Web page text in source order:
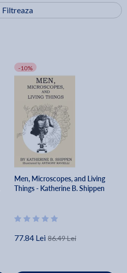
Filtreaza
-10%
Men, Microscopes, and Living
Things - Katherine B. Shippen
77.84 Lei 86.49 Lei